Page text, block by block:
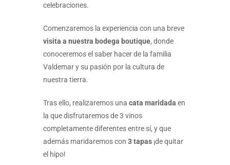
celebraciones.
Comenzaremos la experiencia con una breve
visita a nuestra bodega boutique, donde
conoceremos el saber hacer de la familia
Valdemar y su pasión por la cultura de
nuestra tierra.
Tras ello, realizaremos una cata maridada en
la que disfrutaremos de 3 vinos
completamente diferentes entre sí, y que
además maridaremos con 3 tapas ¡de quitar
el hipo!